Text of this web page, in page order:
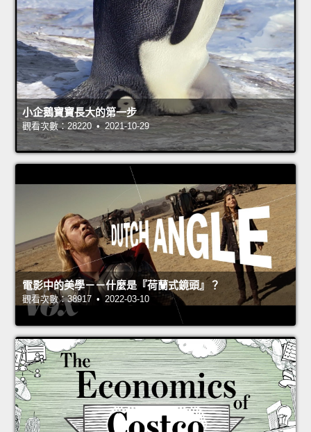
小企鵝寶寶長大的第一步
觀看次數：28220 • 2021-10-29
電影中的美學－－什麼是『荷蘭式鏡頭』？
觀看次數：38917 • 2022-03-10